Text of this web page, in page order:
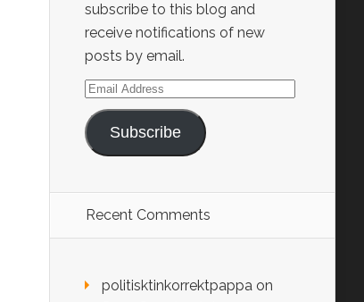
subscribe to this blog and
receive notifications of new
posts by email.
Email
Address
Subscribe
Recent Comments
politisktinkorrektpappa on